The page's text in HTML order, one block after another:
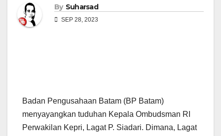
By Suharsad
SEP 28, 2023
Badan Pengusahaan Batam (BP Batam)
menyayangkan tuduhan Kepala Ombudsman RI
Perwakilan Kepri, Lagat P. Siadari. Dimana, Lagat